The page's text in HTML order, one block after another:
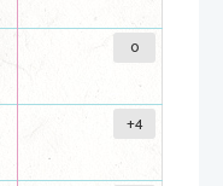
0
+4